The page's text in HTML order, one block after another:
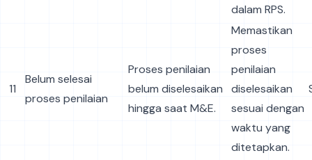
dalam RPS.
11
Belum selesai
proses penilaian
Proses penilaian
belum diselesaikan
hingga saat M&E.
Memastikan
proses
penilaian
diselesaikan
sesuai dengan
waktu yang
ditetapkan.